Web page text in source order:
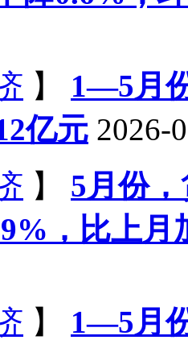
】 1—5月
亿元 2026-
】 5月份
，比上月
】 1—5月